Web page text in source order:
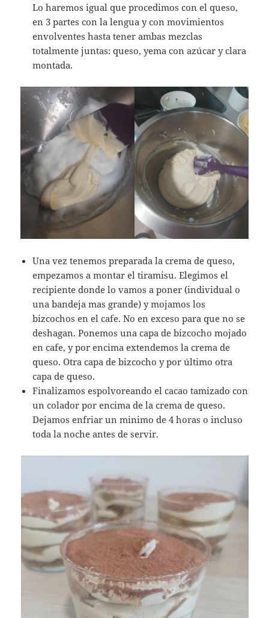
Lo haremos igual que procedimos con el queso,
en 3 partes con la lengua y con movimientos
envolventes hasta tener ambas mezclas
totalmente juntas: queso, yema con azúcar y clara
montada.
Una vez tenemos preparada la crema de queso,
empezamos a montar el tiramisu. Elegimos el
recipiente donde lo vamos a poner (individual o
una bandeja mas grande) y mojamos los
bizcochos en el cafe. No en exceso para que no se
deshagan. Ponemos una capa de bizcocho mojado
en cafe, y por encima extendemos la crema de
queso. Otra capa de bizcocho y por último otra
capa de queso.
Finalizamos espolvoreando el cacao tamizado con
un colador por encima de la crema de queso.
Dejamos enfriar un minimo de 4 horas o incluso
toda la noche antes de servir.